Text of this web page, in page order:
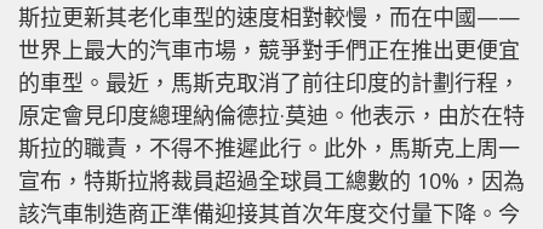
斯拉更新其老化車型的速度相對較慢，而在中國——
世界上最大的汽車市場，競爭對手們正在推出更便宜
的車型。最近，馬斯克取消了前往印度的計劃行程，
原定會見印度總理納倫德拉·莫迪。他表示，由於在特
斯拉的職責，不得不推遲此行。此外，馬斯克上周一
宣布，特斯拉將裁員超過全球員工總數的 10%，因為
該汽車制造商正準備迎接其首次年度交付量下降。今